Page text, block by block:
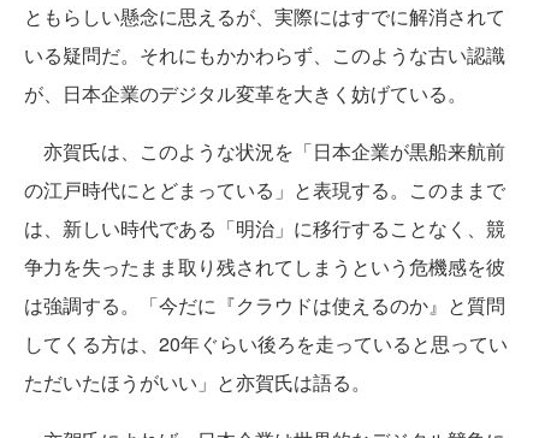
ともらしい懸念に思えるが、実際にはすでに解消されて
いる疑問だ。それにもかかわらず、このような古い認識
が、日本企業のデジタル変革を大きく妨げている。
亦賀氏は、このような状況を「日本企業が黒船来航前
の江戸時代にとどまっている」と表現する。このままで
は、新しい時代である「明治」に移行することなく、競
争力を失ったまま取り残されてしまうという危機感を彼
は強調する。「今だに『クラウドは使えるのか』と質問
してくる方は、20年ぐらい後ろを走っていると思ってい
ただいたほうがいい」と亦賀氏は語る。